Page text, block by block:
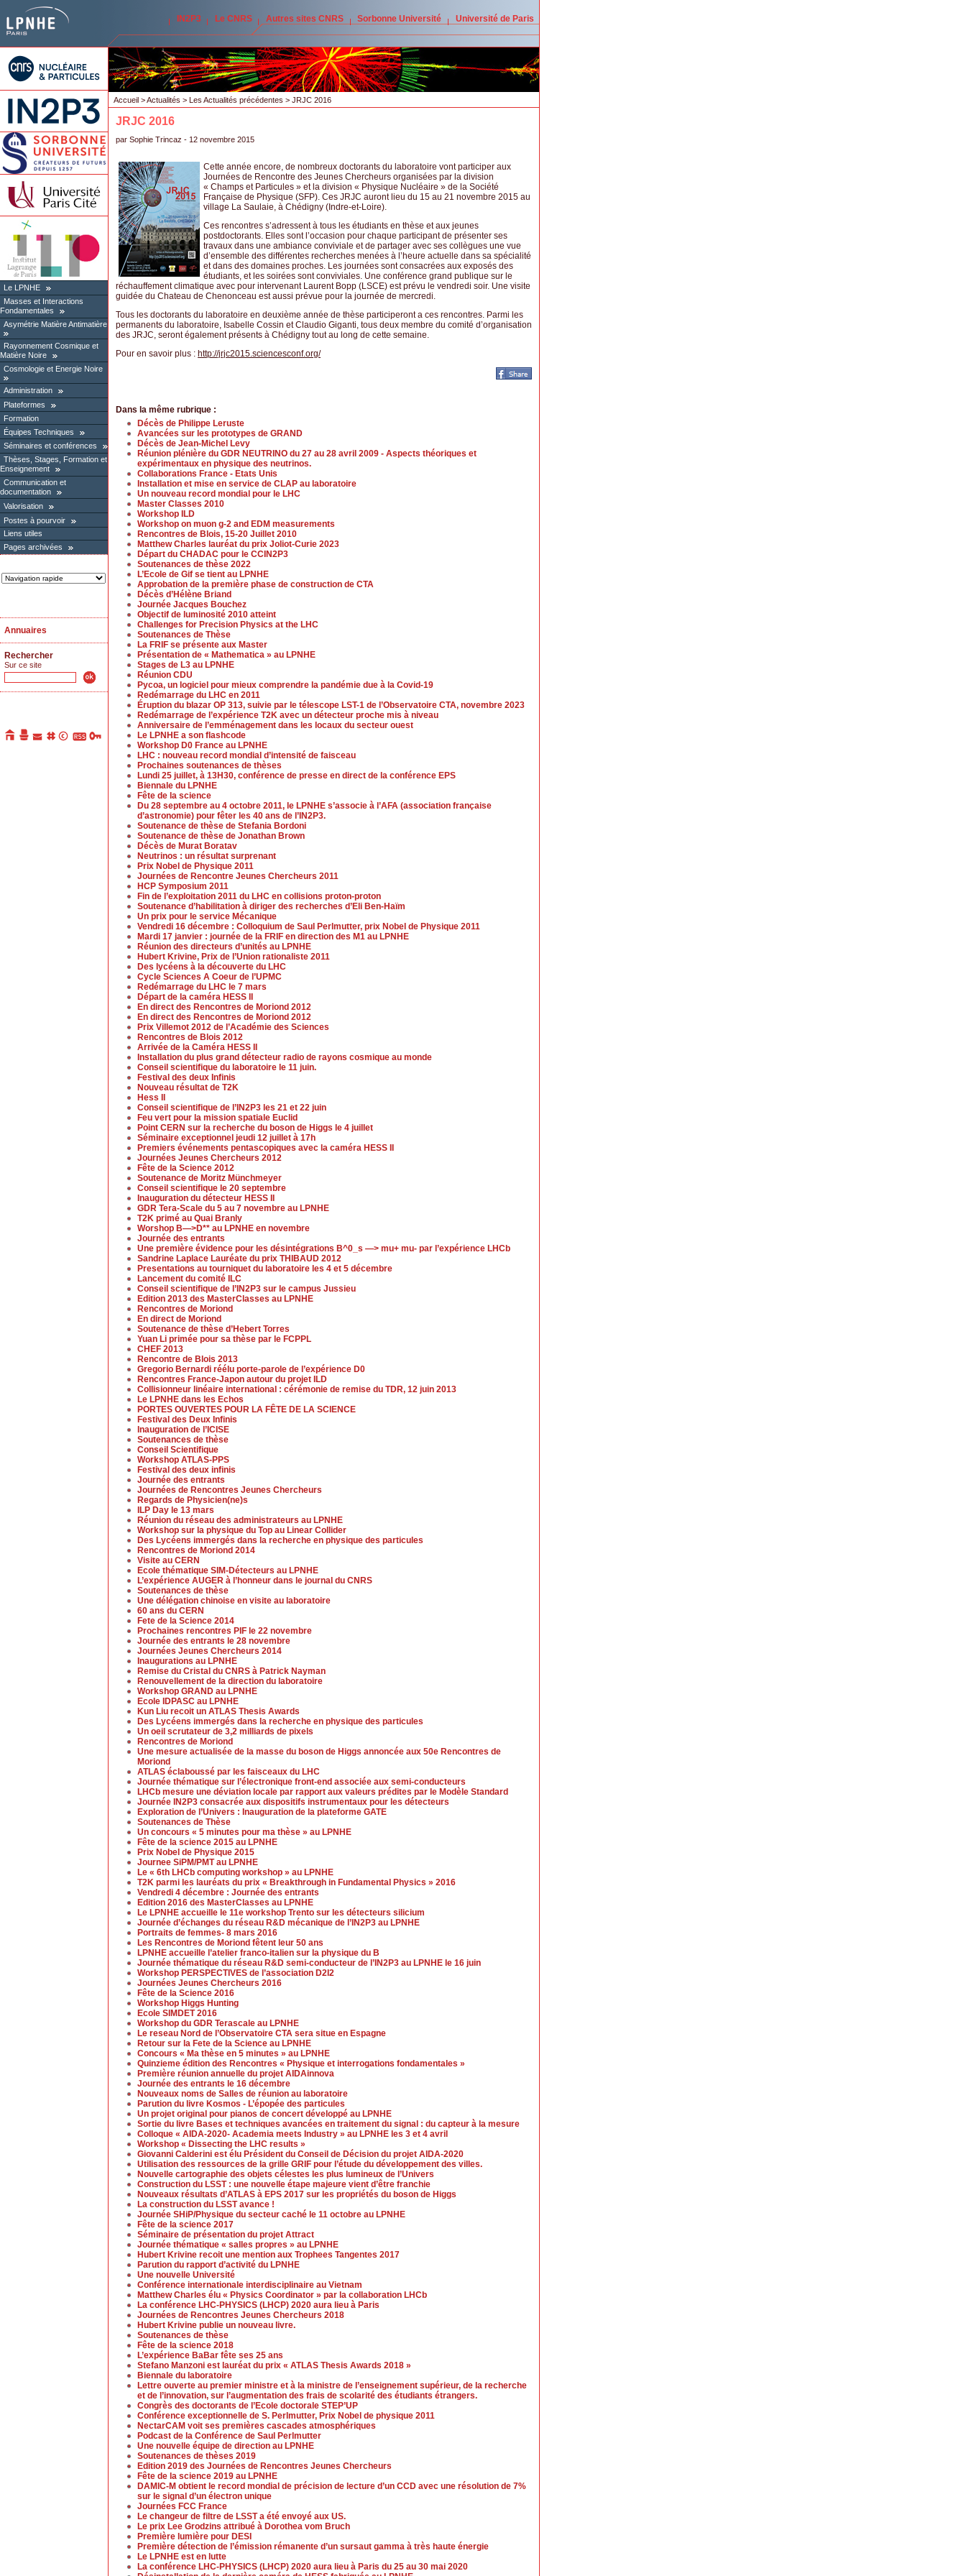
IN2P3 Le CNRS Autres sites CNRS Sorbonne Université Université de Paris
Le LPNHE
Masses et Interactions
Fondamentales
Asymétrie Matière Antimatière
Rayonnement Cosmique et
Matière Noire
Cosmologie et Energie Noire
Administration
Plateformes
Formation
Équipes Techniques
Séminaires et conférences
Thèses, Stages, Formation et
Enseignement
Communication et
documentation
Valorisation
Postes à pourvoir
Liens utiles
Pages archivées
Annuaires
Rechercher
Sur ce site
Accueil >Actualités > Les Actualités précédentes > JRJC 2016
JRJC 2016
par Sophie Trincaz - 12 novembre 2015
Cette année encore, de nombreux doctorants du laboratoire vont participer aux
Journées de Rencontre des Jeunes Chercheurs organisées par la division
« Champs et Particules » et la division « Physique Nucléaire » de la Société
Française de Physique (SFP). Ces JRJC auront lieu du 15 au 21 novembre 2015 au
village La Saulaie, à Chédigny (Indre-et-Loire).
Ces rencontres s’adressent à tous les étudiants en thèse et aux jeunes
postdoctorants. Elles sont l’occasion pour chaque participant de présenter ses
travaux dans une ambiance conviviale et de partager avec ses collègues une vue
d’ensemble des différentes recherches menées à l’heure actuelle dans sa spécialité
et dans des domaines proches. Les journées sont consacrées aux exposés des
étudiants, et les soirées sont conviviales. Une conférence grand publique sur le
réchauffement climatique avec pour intervenant Laurent Bopp (LSCE) est prévu le vendredi soir. Une visite
guidée du Chateau de Chenonceau est aussi prévue pour la journée de mercredi.
Tous les doctorants du laboratoire en deuxième année de thèse participeront a ces rencontres. Parmi les
permanents du laboratoire, Isabelle Cossin et Claudio Giganti, tous deux membre du comité d’organisation
des JRJC, seront également présents à Chédigny tout au long de cette semaine.
Pour en savoir plus : http://jrjc2015.sciencesconf.org/
Dans la même rubrique :
Décès de Philippe Leruste
Avancées sur les prototypes de GRAND
Décès de Jean-Michel Levy
Réunion plénière du GDR NEUTRINO du 27 au 28 avril 2009 - Aspects théoriques et
expérimentaux en physique des neutrinos.
Collaborations France - Etats Unis
Installation et mise en service de CLAP au laboratoire
Un nouveau record mondial pour le LHC
Master Classes 2010
Workshop ILD
Workshop on muon g-2 and EDM measurements
Rencontres de Blois, 15-20 Juillet 2010
Matthew Charles lauréat du prix Joliot-Curie 2023
Départ du CHADAC pour le CCIN2P3
Soutenances de thèse 2022
L’Ecole de Gif se tient au LPNHE
Approbation de la première phase de construction de CTA
Décès d’Hélène Briand
Journée Jacques Bouchez
Objectif de luminosité 2010 atteint
Challenges for Precision Physics at the LHC
Soutenances de Thèse
La FRIF se présente aux Master
Présentation de « Mathematica » au LPNHE
Stages de L3 au LPNHE
Réunion CDU
Pycoa, un logiciel pour mieux comprendre la pandémie due à la Covid-19
Redémarrage du LHC en 2011
Éruption du blazar OP 313, suivie par le télescope LST-1 de l’Observatoire CTA, novembre 2023
Redémarrage de l’expérience T2K avec un détecteur proche mis à niveau
Anniversaire de l’emménagement dans les locaux du secteur ouest
Le LPNHE a son flashcode
Workshop D0 France au LPNHE
LHC : nouveau record mondial d’intensité de faisceau
Prochaines soutenances de thèses
Lundi 25 juillet, à 13H30, conférence de presse en direct de la conférence EPS
Biennale du LPNHE
Fête de la science
Du 28 septembre au 4 octobre 2011, le LPNHE s’associe à l’AFA (association française
d’astronomie) pour fêter les 40 ans de l’IN2P3.
Soutenance de thèse de Stefania Bordoni
Soutenance de thèse de Jonathan Brown
Décès de Murat Boratav
Neutrinos : un résultat surprenant
Prix Nobel de Physique 2011
Journées de Rencontre Jeunes Chercheurs 2011
HCP Symposium 2011
Fin de l’exploitation 2011 du LHC en collisions proton-proton
Soutenance d’habilitation à diriger des recherches d’Eli Ben-Haïm
Un prix pour le service Mécanique
Vendredi 16 décembre : Colloquium de Saul Perlmutter, prix Nobel de Physique 2011
Mardi 17 janvier : journée de la FRIF en direction des M1 au LPNHE
Réunion des directeurs d’unités au LPNHE
Hubert Krivine, Prix de l’Union rationaliste 2011
Des lycéens à la découverte du LHC
Cycle Sciences A Coeur de l’UPMC
Redémarrage du LHC le 7 mars
Départ de la caméra HESS II
En direct des Rencontres de Moriond 2012
En direct des Rencontres de Moriond 2012
Prix Villemot 2012 de l’Académie des Sciences
Rencontres de Blois 2012
Arrivée de la Caméra HESS II
Installation du plus grand détecteur radio de rayons cosmique au monde
Conseil scientifique du laboratoire le 11 juin.
Festival des deux Infinis
Nouveau résultat de T2K
Hess II
Conseil scientifique de l’IN2P3 les 21 et 22 juin
Feu vert pour la mission spatiale Euclid
Point CERN sur la recherche du boson de Higgs le 4 juillet
Séminaire exceptionnel jeudi 12 juillet à 17h
Premiers événements pentascopiques avec la caméra HESS II
Journées Jeunes Chercheurs 2012
Fête de la Science 2012
Soutenance de Moritz Münchmeyer
Conseil scientifique le 20 septembre
Inauguration du détecteur HESS II
GDR Tera-Scale du 5 au 7 novembre au LPNHE
T2K primé au Quai Branly
Worshop B—>D** au LPNHE en novembre
Journée des entrants
Une première évidence pour les désintégrations B^0_s —> mu+ mu- par l’expérience LHCb
Sandrine Laplace Lauréate du prix THIBAUD 2012
Presentations au tourniquet du laboratoire les 4 et 5 décembre
Lancement du comité ILC
Conseil scientifique de l’IN2P3 sur le campus Jussieu
Edition 2013 des MasterClasses au LPNHE
Rencontres de Moriond
En direct de Moriond
Soutenance de thèse d’Hebert Torres
Yuan Li primée pour sa thèse par le FCPPL
CHEF 2013
Rencontre de Blois 2013
Gregorio Bernardi réélu porte-parole de l’expérience D0
Rencontres France-Japon autour du projet ILD
Collisionneur linéaire international : cérémonie de remise du TDR, 12 juin 2013
Le LPNHE dans les Echos
PORTES OUVERTES POUR LA FÊTE DE LA SCIENCE
Festival des Deux Infinis
Inauguration de l’ICISE
Soutenances de thèse
Conseil Scientifique
Workshop ATLAS-PPS
Festival des deux infinis
Journée des entrants
Journées de Rencontres Jeunes Chercheurs
Regards de Physicien(ne)s
ILP Day le 13 mars
Réunion du réseau des administrateurs au LPNHE
Workshop sur la physique du Top au Linear Collider
Des Lycéens immergés dans la recherche en physique des particules
Rencontres de Moriond 2014
Visite au CERN
Ecole thématique SIM-Détecteurs au LPNHE
L’expérience AUGER à l’honneur dans le journal du CNRS
Soutenances de thèse
Une délégation chinoise en visite au laboratoire
60 ans du CERN
Fete de la Science 2014
Prochaines rencontres PIF le 22 novembre
Journée des entrants le 28 novembre
Journées Jeunes Chercheurs 2014
Inaugurations au LPNHE
Remise du Cristal du CNRS à Patrick Nayman
Renouvellement de la direction du laboratoire
Workshop GRAND au LPNHE
Ecole IDPASC au LPNHE
Kun Liu recoit un ATLAS Thesis Awards
Des Lycéens immergés dans la recherche en physique des particules
Un oeil scrutateur de 3,2 milliards de pixels
Rencontres de Moriond
Une mesure actualisée de la masse du boson de Higgs annoncée aux 50e Rencontres de
Moriond
ATLAS éclaboussé par les faisceaux du LHC
Journée thématique sur l’électronique front-end associée aux semi-conducteurs
LHCb mesure une déviation locale par rapport aux valeurs prédites par le Modèle Standard
Journée IN2P3 consacrée aux dispositifs instrumentaux pour les détecteurs
Exploration de l’Univers : Inauguration de la plateforme GATE
Soutenances de Thèse
Un concours « 5 minutes pour ma thèse » au LPNHE
Fête de la science 2015 au LPNHE
Prix Nobel de Physique 2015
Journee SiPM/PMT au LPNHE
Le « 6th LHCb computing workshop » au LPNHE
T2K parmi les lauréats du prix « Breakthrough in Fundamental Physics » 2016
Vendredi 4 décembre : Journée des entrants
Edition 2016 des MasterClasses au LPNHE
Le LPNHE accueille le 11e workshop Trento sur les détecteurs silicium
Journée d’échanges du réseau R&D mécanique de l’IN2P3 au LPNHE
Portraits de femmes- 8 mars 2016
Les Rencontres de Moriond fêtent leur 50 ans
LPNHE accueille l’atelier franco-italien sur la physique du B
Journée thématique du réseau R&D semi-conducteur de l’IN2P3 au LPNHE le 16 juin
Workshop PERSPECTIVES de l’association D2I2
Journées Jeunes Chercheurs 2016
Fête de la Science 2016
Workshop Higgs Hunting
Ecole SIMDET 2016
Workshop du GDR Terascale au LPNHE
Le reseau Nord de l’Observatoire CTA sera situe en Espagne
Retour sur la Fete de la Science au LPNHE
Concours « Ma thèse en 5 minutes » au LPNHE
Quinzieme édition des Rencontres « Physique et interrogations fondamentales »
Première réunion annuelle du projet AIDAinnova
Journée des entrants le 16 décembre
Nouveaux noms de Salles de réunion au laboratoire
Parution du livre Kosmos - L’épopée des particules
Un projet original pour pianos de concert développé au LPNHE
Sortie du livre Bases et techniques avancées en traitement du signal : du capteur à la mesure
Colloque « AIDA-2020- Academia meets Industry » au LPNHE les 3 et 4 avril
Workshop « Dissecting the LHC results »
Giovanni Calderini est élu Président du Conseil de Décision du projet AIDA-2020
Utilisation des ressources de la grille GRIF pour l’étude du développement des villes.
Nouvelle cartographie des objets célestes les plus lumineux de l’Univers
Construction du LSST : une nouvelle étape majeure vient d’être franchie
Nouveaux résultats d’ATLAS à EPS 2017 sur les propriétés du boson de Higgs
La construction du LSST avance !
Journée SHiP/Physique du secteur caché le 11 octobre au LPNHE
Fête de la science 2017
Séminaire de présentation du projet Attract
Journée thématique « salles propres » au LPNHE
Hubert Krivine recoit une mention aux Trophees Tangentes 2017
Parution du rapport d’activité du LPNHE
Une nouvelle Université
Conférence internationale interdisciplinaire au Vietnam
Matthew Charles élu « Physics Coordinator » par la collaboration LHCb
La conférence LHC-PHYSICS (LHCP) 2020 aura lieu à Paris
Journées de Rencontres Jeunes Chercheurs 2018
Hubert Krivine publie un nouveau livre.
Soutenances de thèse
Fête de la science 2018
L’expérience BaBar fête ses 25 ans
Stefano Manzoni est lauréat du prix « ATLAS Thesis Awards 2018 »
Biennale du laboratoire
Lettre ouverte au premier ministre et à la ministre de l’enseignement supérieur, de la recherche
et de l’innovation, sur l’augmentation des frais de scolarité des étudiants étrangers.
Congrès des doctorants de l’Ecole doctorale STEP’UP
Conférence exceptionnelle de S. Perlmutter, Prix Nobel de physique 2011
NectarCAM voit ses premières cascades atmosphériques
Podcast de la Conférence de Saul Perlmutter
Une nouvelle équipe de direction au LPNHE
Soutenances de thèses 2019
Edition 2019 des Journées de Rencontres Jeunes Chercheurs
Fête de la science 2019 au LPNHE
DAMIC-M obtient le record mondial de précision de lecture d’un CCD avec une résolution de 7%
sur le signal d’un électron unique
Journées FCC France
Le changeur de filtre de LSST a été envoyé aux US.
Le prix Lee Grodzins attribué à Dorothea vom Bruch
Première lumière pour DESI
Première détection de l’émission rémanente d’un sursaut gamma à très haute énergie
Le LPNHE est en lutte
La conférence LHC-PHYSICS (LHCP) 2020 aura lieu à Paris du 25 au 30 mai 2020